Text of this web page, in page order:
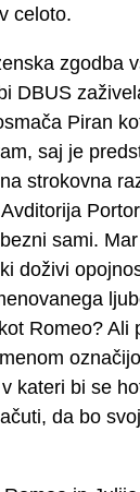
celoto.
zgodba
DBUS
Piran
saj je
strokovna
sami.
doživi
Romeo? Ali
kateri bi se
da bo